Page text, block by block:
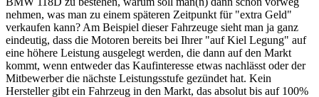
nehmen, was man zu einem späteren Zeitpunkt für "extra Geld"
verkaufen kann? Am Beispiel dieser Fahrzeuge sieht man ja ganz
eindeutig, dass die Motoren bereits bei Ihrer "auf Kiel Legung" auf
eine höhere Leistung ausgelegt werden, die dann auf den Markt
kommt, wenn entweder das Kaufinteresse etwas nachlässt oder der
Mitbewerber die nächste Leistungsstufe gezündet hat. Kein
Hersteller gibt ein Fahrzeug in den Markt, das absolut bis auf 100%